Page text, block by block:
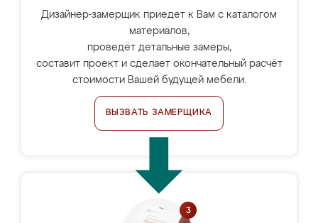
Дизайнер-замерщик приедет к Вам с каталогом
материалов,
проведёт детальные замеры,
составит проект и сделает окончательный расчёт
стоимости Вашей будущей мебели.
ВЫЗВАТЬ ЗАМЕРЩИКА